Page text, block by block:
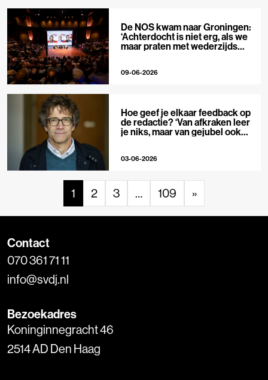
De NOS kwam naar Groningen:
‘Achterdocht is niet erg, als we
maar praten met wederzijds
09-06-2026
Hoe geef je elkaar feedback op
de redactie? ‘Van afkraken leer
je niks, maar van gejubel ook
03-06-2026
1 2 3 … 109 »
Contact
070 361 71 11
info@svdj.nl
Bezoekadres
Koninginnegracht 46
2514 AD Den Haag